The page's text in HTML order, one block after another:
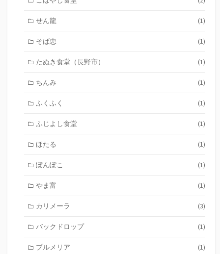
せん龍 (1)
そば忠 (1)
たぬき食堂（長野市） (1)
ちんみ (1)
ふくふく (1)
ふじよし食堂 (1)
ほたる (1)
ぽんぽこ (1)
やま富 (1)
カリメーラ (3)
バックドロップ (1)
プルメリア (1)